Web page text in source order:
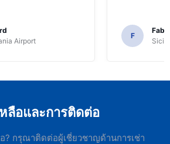
Airport
F
ลือและการติดต่อ
? กรุณาติดต่อผู้เชี่ยวชาญด้านการเช่า